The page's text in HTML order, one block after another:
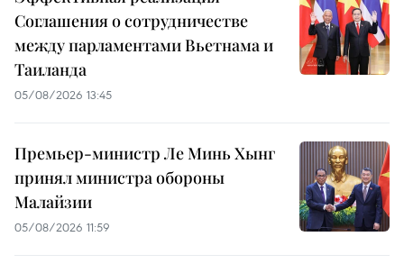
Соглашения о сотрудничестве
между парламентами Вьетнама и
Таиланда
05/08/2026 13:45
Премьер-министр Ле Минь Хынг
принял министра обороны
Малайзии
05/08/2026 11:59